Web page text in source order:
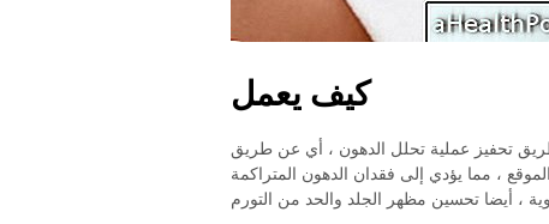
كيف يعمل
طريق تحفيز عملية تحلل الدهون ، أي عن طريق
، مما يؤدي إلى فقدان الدهون المتراكمة